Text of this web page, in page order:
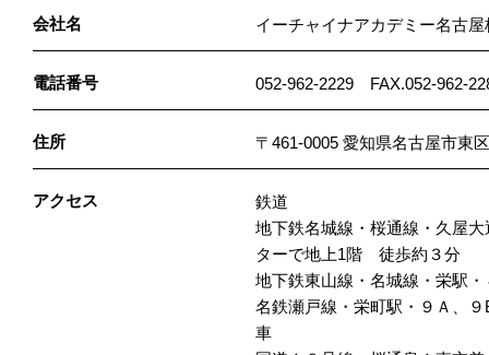
会社名 イーチャイナアカデミー名古屋
電話番号 052-962-2229 FAX.052-962-
住所 〒461-0005 愛知県名古屋市東
アクセス
鉄道
地下鉄名城線・桜通線・久屋
ターで地上1階 徒歩約３分
地下鉄東山線・名城線・栄駅
名鉄瀬戸線・栄町駅・９Ａ、
車